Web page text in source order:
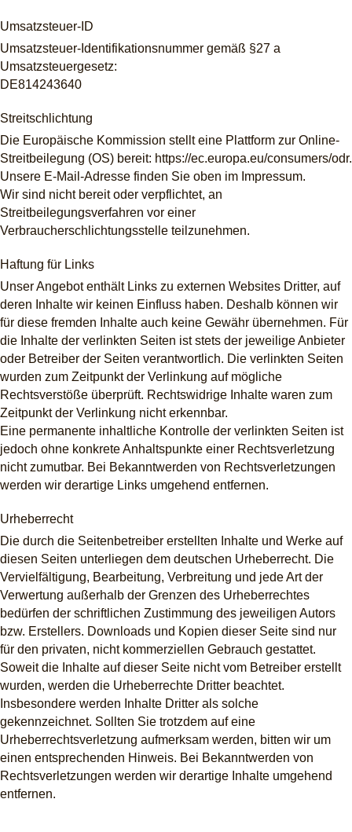
Umsatzsteuer-ID
Umsatzsteuer-Identifikationsnummer gemäß §27 a
Umsatzsteuergesetz:
DE814243640
Streitschlichtung
Die Europäische Kommission stellt eine Plattform zur Online-
Streitbeilegung (OS) bereit: https://ec.europa.eu/consumers/odr.
Unsere E-Mail-Adresse finden Sie oben im Impressum.
Wir sind nicht bereit oder verpflichtet, an
Streitbeilegungsverfahren vor einer
Verbraucherschlichtungsstelle teilzunehmen.
Haftung für Links
Unser Angebot enthält Links zu externen Websites Dritter, auf
deren Inhalte wir keinen Einfluss haben. Deshalb können wir
für diese fremden Inhalte auch keine Gewähr übernehmen. Für
die Inhalte der verlinkten Seiten ist stets der jeweilige Anbieter
oder Betreiber der Seiten verantwortlich. Die verlinkten Seiten
wurden zum Zeitpunkt der Verlinkung auf mögliche
Rechtsverstöße überprüft. Rechtswidrige Inhalte waren zum
Zeitpunkt der Verlinkung nicht erkennbar.
Eine permanente inhaltliche Kontrolle der verlinkten Seiten ist
jedoch ohne konkrete Anhaltspunkte einer Rechtsverletzung
nicht zumutbar. Bei Bekanntwerden von Rechtsverletzungen
werden wir derartige Links umgehend entfernen.
Urheberrecht
Die durch die Seitenbetreiber erstellten Inhalte und Werke auf
diesen Seiten unterliegen dem deutschen Urheberrecht. Die
Vervielfältigung, Bearbeitung, Verbreitung und jede Art der
Verwertung außerhalb der Grenzen des Urheberrechtes
bedürfen der schriftlichen Zustimmung des jeweiligen Autors
bzw. Erstellers. Downloads und Kopien dieser Seite sind nur
für den privaten, nicht kommerziellen Gebrauch gestattet.
Soweit die Inhalte auf dieser Seite nicht vom Betreiber erstellt
wurden, werden die Urheberrechte Dritter beachtet.
Insbesondere werden Inhalte Dritter als solche
gekennzeichnet. Sollten Sie trotzdem auf eine
Urheberrechtsverletzung aufmerksam werden, bitten wir um
einen entsprechenden Hinweis. Bei Bekanntwerden von
Rechtsverletzungen werden wir derartige Inhalte umgehend
entfernen.